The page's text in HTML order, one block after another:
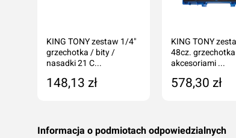
Oceń produkt
KING TONY zestaw 1/4"
grzechotka / bity /
nasadki 21 C...
148,13 zł
KING TONY
48cz.
akcesoriami ...
578,30 zł
Informacja o podmiotach odpowiedzialnych